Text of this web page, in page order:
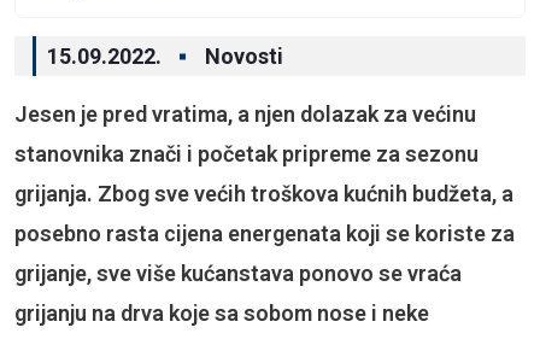
15.09.2022. Novosti
Jesen je pred vratima, a njen dolazak za većinu
stanovnika znači i početak pripreme za sezonu
grijanja. Zbog sve većih troškova kućnih budžeta, a
posebno rasta cijena energenata koji se koriste za
grijanje, sve više kućanstava ponovo se vraća
grijanju na drva koje sa sobom nose i neke